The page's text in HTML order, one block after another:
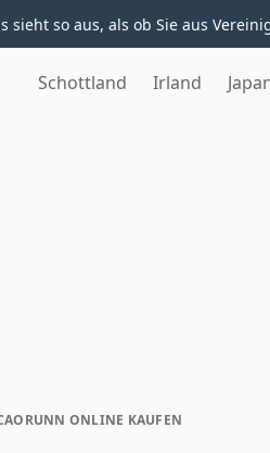
sieht so aus, als ob Sie aus
Schottland Irland
ONLINE KAUFEN